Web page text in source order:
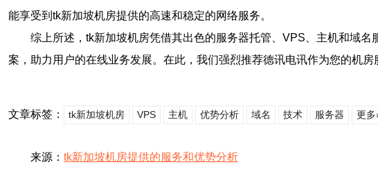
能享受到tk新加坡机房提供的高速和稳定的网络服务。
综上所述，tk新加坡机房凭借其出色的服务器托管、VPS、主机和域
案，助力用户的在线业务发展。在此，我们强烈推荐德讯电讯作为您的机
文章标签： tk新加坡机房 VPS 主机 优势分析 域名 技术 服务器 更多
来源： tk新加坡机房提供的服务和优势分析